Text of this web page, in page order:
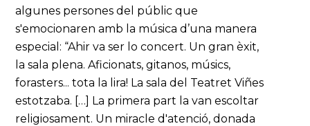
algunes persones del públic que
s'emocionaren amb la música d’una manera
especial: “Ahir va ser lo concert. Un gran èxit,
la sala plena. Aficionats, gitanos, músics,
forasters... tota la lira! La sala del Teatret Viñes
estotzaba. […] La primera part la van escoltar
religiosament. Un miracle d'atenció, donada